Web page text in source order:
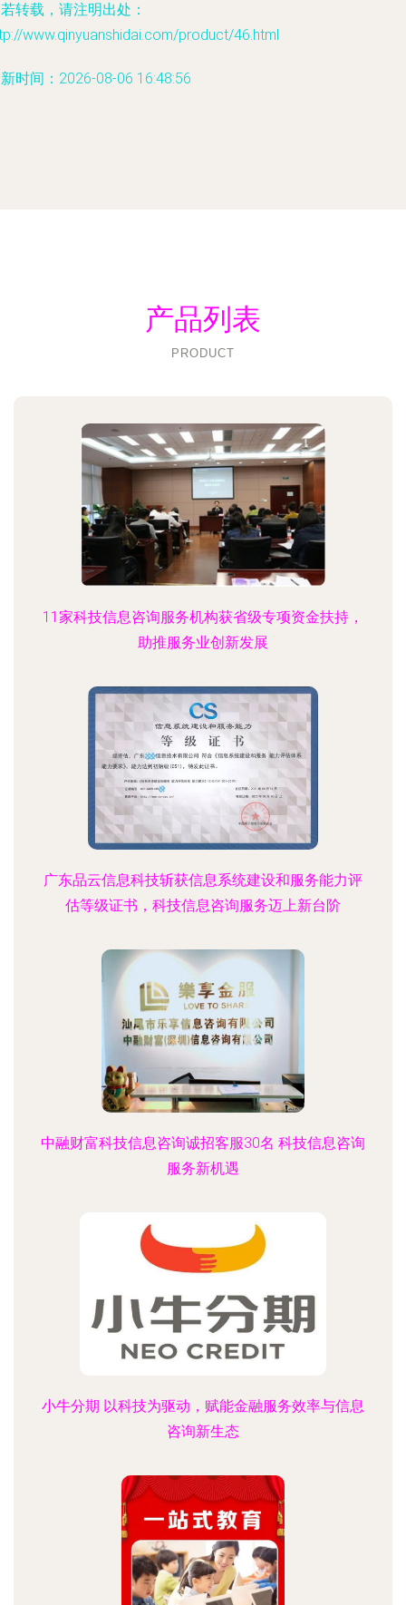
转载，请注明出处：
www.qinyuanshidai.com/product/46.html
时间：2026-08-06 16:48:56
产品列表
PRODUCT
11家科技信息咨询服务机构获省级专项资金扶持，
助推服务业创新发展
广东品云信息科技斩获信息系统建设和服务能力评
估等级证书，科技信息咨询服务迈上新台阶
中融财富科技信息咨询诚招客服30名 科技信息咨询
服务新机遇
小牛分期 以科技为驱动，赋能金融服务效率与信息
咨询新生态